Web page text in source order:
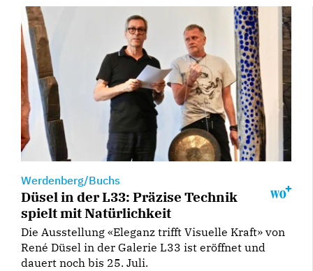
Werdenberg/Buchs
Düsel in der L33: Präzise Technik
spielt mit Natürlichkeit
Die Ausstellung «Eleganz trifft Visuelle Kraft» von
René Düsel in der Galerie L33 ist eröffnet und
dauert noch bis 25. Juli.